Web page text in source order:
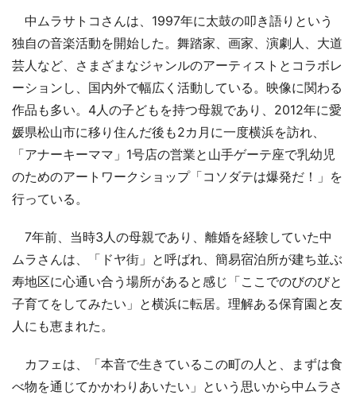
中ムラサトコさんは、1997年に太鼓の叩き語りという
独自の音楽活動を開始した。舞踏家、画家、演劇人、大道
芸人など、さまざまなジャンルのアーティストとコラボレ
ーションし、国内外で幅広く活動している。映像に関わる
作品も多い。4人の子どもを持つ母親であり、2012年に愛
媛県松山市に移り住んだ後も2カ月に一度横浜を訪れ、
「アナーキーママ」1号店の営業と山手ゲーテ座で乳幼児
のためのアートワークショップ「コソダテは爆発だ！」を
行っている。
7年前、当時3人の母親であり、離婚を経験していた中
ムラさんは、「ドヤ街」と呼ばれ、簡易宿泊所が建ち並ぶ
寿地区に心通い合う場所があると感じ「ここでのびのびと
子育てをしてみたい」と横浜に転居。理解ある保育園と友
人にも恵まれた。
カフェは、「本音で生きているこの町の人と、まずは食
べ物を通じてかかわりあいたい」という思いから中ムラさ